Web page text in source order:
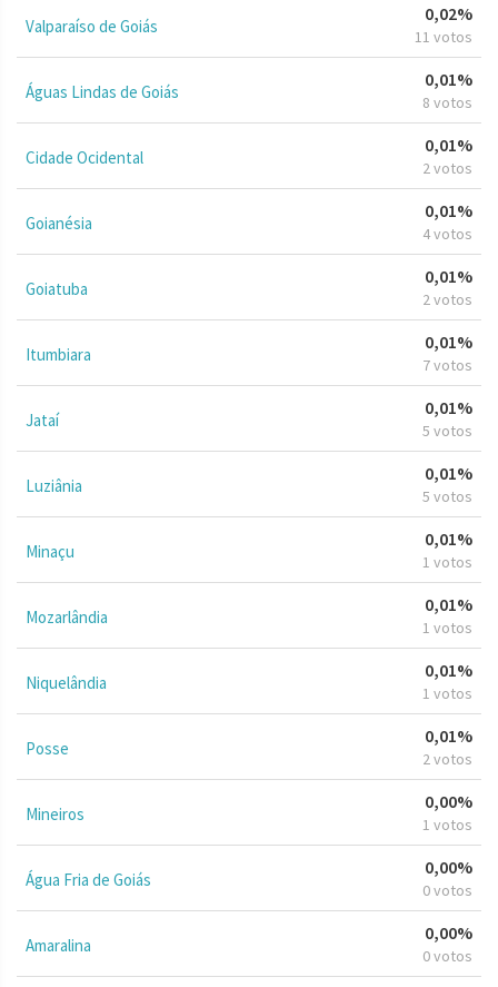
Valparaíso de Goiás
0,02%
11 votos
Águas Lindas de Goiás
0,01%
8 votos
Cidade Ocidental
0,01%
2 votos
Goianésia
0,01%
4 votos
Goiatuba
0,01%
2 votos
Itumbiara
0,01%
7 votos
Jataí
0,01%
5 votos
Luziânia
0,01%
5 votos
Minaçu
0,01%
1 votos
Mozarlândia
0,01%
1 votos
Niquelândia
0,01%
1 votos
Posse
0,01%
2 votos
Mineiros
0,00%
1 votos
Água Fria de Goiás
0,00%
0 votos
Amaralina
0,00%
0 votos